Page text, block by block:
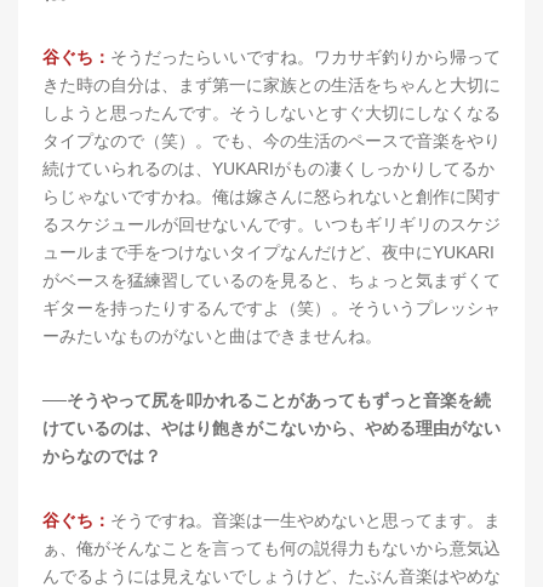
谷ぐち： そうだったらいいですね。ワカサギ釣りから帰って
きた時の自分は、まず第一に家族との生活をちゃんと大切に
しようと思ったんです。そうしないとすぐ大切にしなくなる
タイプなので（笑）。でも、今の生活のペースで音楽をやり
続けていられるのは、YUKARIがもの凄くしっかりしてるか
らじゃないですかね。俺は嫁さんに怒られないと創作に関す
るスケジュールが回せないんです。いつもギリギリのスケジ
ュールまで手をつけないタイプなんだけど、夜中にYUKARI
がベースを猛練習しているのを見ると、ちょっと気まずくて
ギターを持ったりするんですよ（笑）。そういうプレッシャ
ーみたいなものがないと曲はできませんね。
──そうやって尻を叩かれることがあってもずっと音楽を続
けているのは、やはり飽きがこないから、やめる理由がない
からなのでは？
谷ぐち： そうですね。音楽は一生やめないと思ってます。ま
ぁ、俺がそんなことを言っても何の説得力もないから意気込
んでるようには見えないでしょうけど、たぶん音楽はやめな